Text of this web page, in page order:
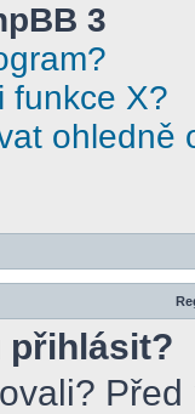
3
funkce X?
přihlásit?